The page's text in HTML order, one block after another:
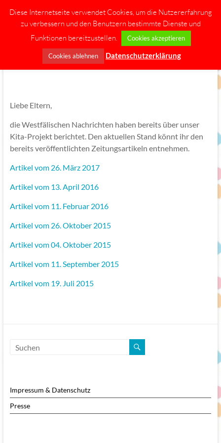
Zum
Inhalt
springen
Elterninitiative
Montessori-
Greven
Menü
Liebe Eltern,
die Westfälischen Nachrichten haben bereits über unser
Kita-Projekt berichtet. Den aktuellen Stand könnt ihr den
bereits veröffentlichten Zeitungsartikeln entnehmen.
Artikel vom 26. März 2017
Artikel vom 13. April 2016
Artikel vom 11. Februar 2016
Artikel vom 26. Oktober 2015
Artikel vom 04. Oktober 2015
Artikel vom 11. September 2015
Artikel vom 19. Juli 2015
Impressum & Datenschutz
Presse
Diese Internetseite verwendet Cookies, um die Nutzererfahrung
zu verbessern und den Benutzern bestimmte Dienste und
Funktionen bereitzustellen.
Cookies akzeptieren
Cookies ablehnen Datenschutzerklärung